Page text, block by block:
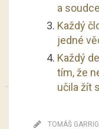
a
Každý
jedné
Každý
tím, že
učila žít
TOMÁŠ